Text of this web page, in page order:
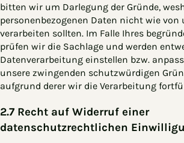
bitten wir um Darlegung der Gründe,
personenbezogenen Daten nicht wie
verarbeiten sollten. Im Falle Ihres
prüfen wir die Sachlage und werden
Datenverarbeitung einstellen bzw.
unsere zwingenden schutzwürdigen
aufgrund derer wir die Verarbeitung
2.7 Recht auf Widerruf einer
datenschutzrechtlichen